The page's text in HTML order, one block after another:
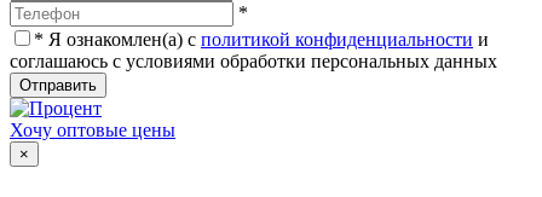
*
* Я ознакомлен(а) с политикой конфиденциальности и
соглашаюсь с условиями обработки персональных данных
Отправить
Хочу оптовые цены
×